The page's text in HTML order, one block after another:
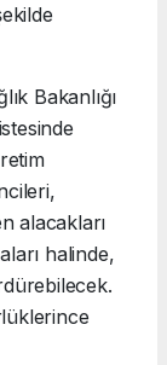
Bakanlığı
alacakları
halinde,